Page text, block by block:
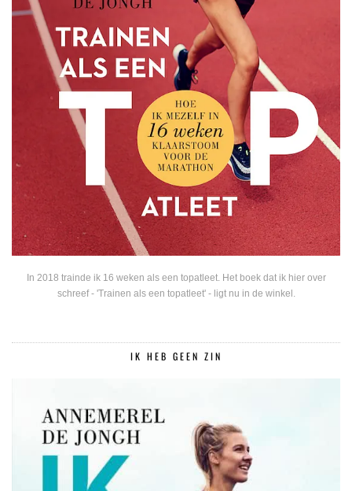
In 2018 trainde ik 16 weken als een topatleet. Het boek dat ik hier over
schreef - 'Trainen als een topatleet' - ligt nu in de winkel.
IK HEB GEEN ZIN